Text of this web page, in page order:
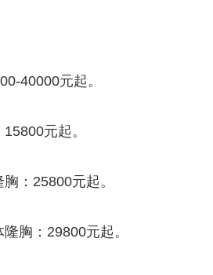
40000元起。
元起。
：25800元起。
胸：29800元起。